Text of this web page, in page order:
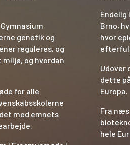
genetik og
reguleres, og
og hvordan
for alle
med emnets
Endelig
Brno,
hvor
Udover
dette
Europa.
Fra
hele